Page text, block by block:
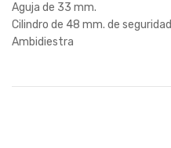
Aguja de 33 mm.
Cilindro de 48 mm. de seguridad
Ambidiestra